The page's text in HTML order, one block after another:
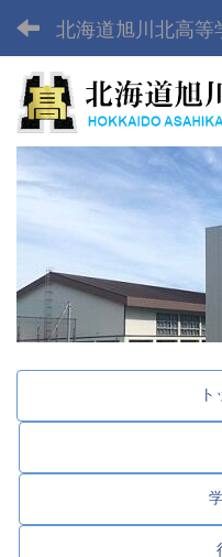
北海道旭川北高等